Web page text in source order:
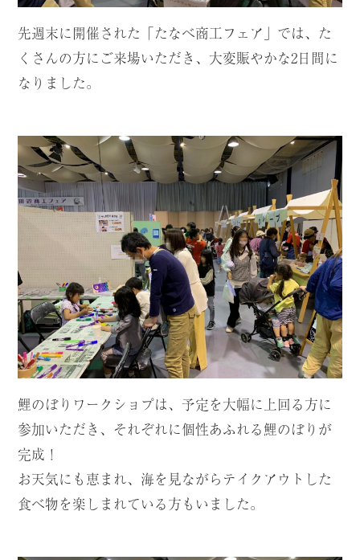
先週末に開催された「たなべ商工フェア」では、た
くさんの方にご来場いただき、大変賑やかな2日間に
なりました。
鯉のぼりワークショプは、予定を大幅に上回る方に
参加いただき、それぞれに個性あふれる鯉のぼりが
完成！
お天気にも恵まれ、海を見ながらテイクアウトした
食べ物を楽しまれている方もいました。